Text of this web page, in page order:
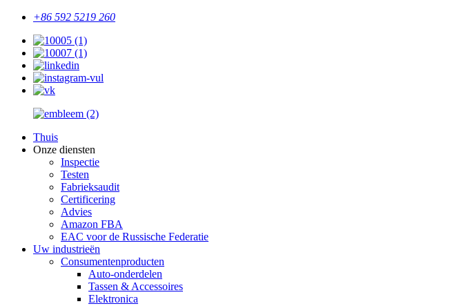
+86 592 5219 260
Thuis
Onze diensten
Inspectie
Testen
Fabrieksaudit
Certificering
Advies
Amazon FBA
EAC voor de Russische Federatie
Uw industrieën
Consumentenproducten
Auto-onderdelen
Tassen & Accessoires
Elektronica